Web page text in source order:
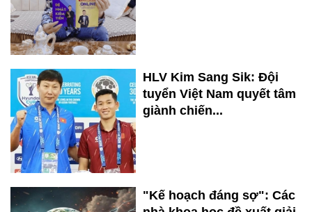
HLV Kim Sang Sik: Đội
tuyển Việt Nam quyết tâm
giành chiến...
"Kế hoạch đáng sợ": Các